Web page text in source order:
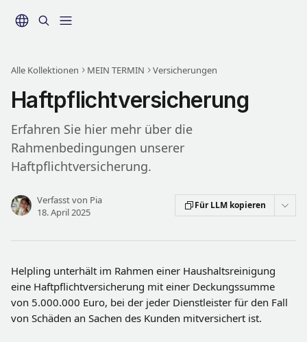
Alle Kollektionen MEIN TERMIN Versicherungen
Haftpflichtversicherung
Erfahren Sie hier mehr über die
Rahmenbedingungen unserer
Haftpflichtversicherung.
Verfasst von Pia
18. April 2025
Für LLM kopieren
Helpling unterhält im Rahmen einer Haushaltsreinigung
eine Haftpflichtversicherung mit einer Deckungssumme
von 5.000.000 Euro, bei der jeder Dienstleister für den Fall
von Schäden an Sachen des Kunden mitversichert ist.